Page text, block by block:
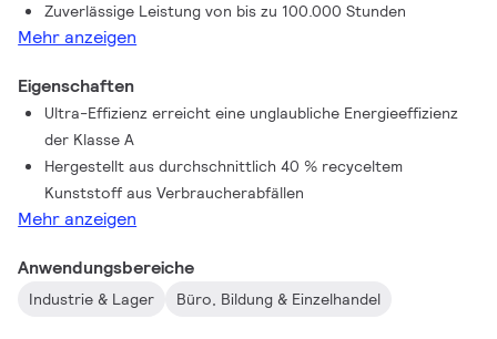
Polycarbonat, optimal für HACCP Konzepte in
Lebensmittelbereichen. Rotierende Endkappen ermöglichen
Zuverlässige Leistung von bis zu 100.000 Stunden
Mehr anzeigen
Eigenschaften
Ultra-Effizienz erreicht eine unglaubliche Energieeffizienz
der Klasse A
Hergestellt aus durchschnittlich 40 % recyceltem
Kunststoff aus Verbraucherabfällen
Mehr anzeigen
Anwendungsbereiche
Industrie & Lager Büro, Bildung & Einzelhandel